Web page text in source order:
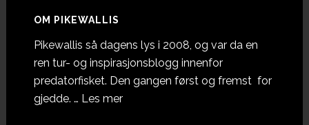
OM PIKEWALLIS
Pikewallis så dagens lys i 2008, og var da en
ren tur- og inspirasjonsblogg innenfor
predatorfisket. Den gangen først og fremst for
gjedde. … Les meromOm